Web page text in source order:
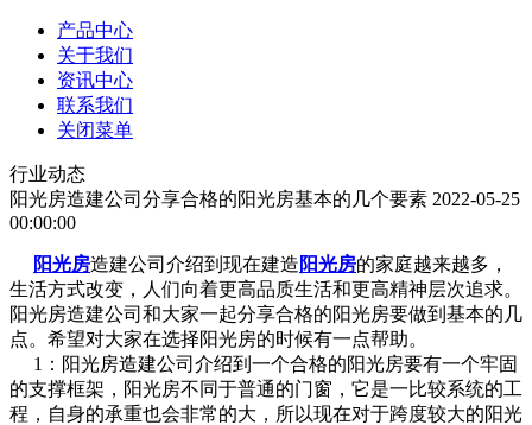
产品中心
关于我们
资讯中心
联系我们
关闭菜单
行业动态
阳光房造建公司分享合格的阳光房基本的几个要素 2022-05-25
00:00:00
阳光房造建公司介绍到现在建造 阳光房的家庭越来越多，
生活方式改变，人们向着更高品质生活和更高精神层次追求。
阳光房造建公司和大家一起分享合格的阳光房要做到基本的几
点。希望对大家在选择阳光房的时候有一点帮助。
1：阳光房造建公司介绍到一个合格的阳光房要有一个牢固
的支撑框架，阳光房不同于普通的门窗，它是一比较系统的工
程，自身的承重也会非常的大，所以现在对于跨度较大的阳光